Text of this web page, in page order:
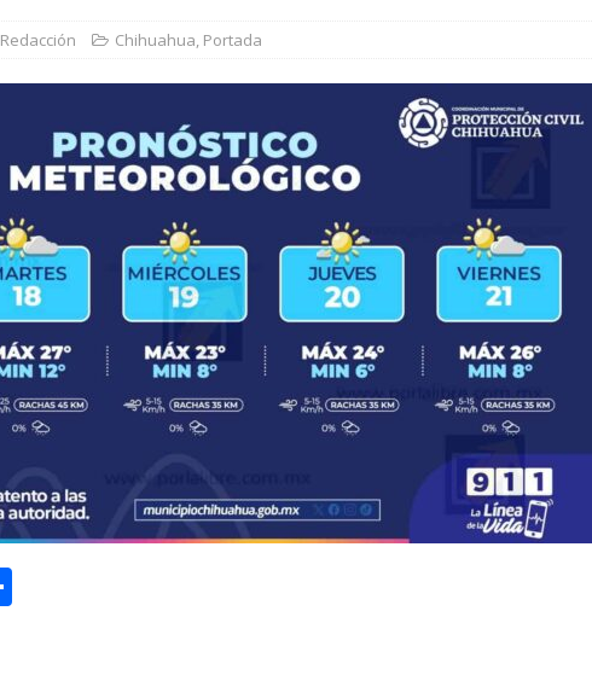
Hallan a hombre sin vida en estacionamiento de paquetería;
presunta sobredosis
ESTATAL
de 2026 ] Hallazgo de cadáver en descomposición desata fuerte operativo al
la ciudad
de 2026 ]
Destaca César Jáuregui la importancia de atender las colonias con
y presencia
ESTATAL
Redacción Chihuahua, Portada